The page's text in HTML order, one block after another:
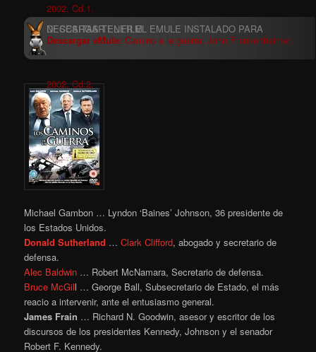
2002, Cd.1.
Descargar eMule: Camino a la guerra, John Frankenheimer,
2002, Cd.2.
Michael Gambon … Lyndon ‘Baines’ Johnson, 36 presidente de
los Estados Unidos.
Donald Sutherland …Clark Clifford, abogado y secretario de
defensa.
Alec Baldwin … Robert McNamara, Secretario de defensa.
Bruce McGill … George Ball, Subsecretario de Estado, el más
reacio a intervenir, ante el entusiasmo general.
James Frain … Richard N. Goodwin, asesor y escritor de los
discursos de los presidentes Kennedy, Johnson y el senador
Robert F. Kennedy.